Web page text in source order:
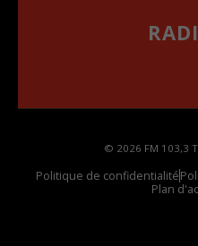
© 2026 FM 103,3
Politique de confidentialité
Plan